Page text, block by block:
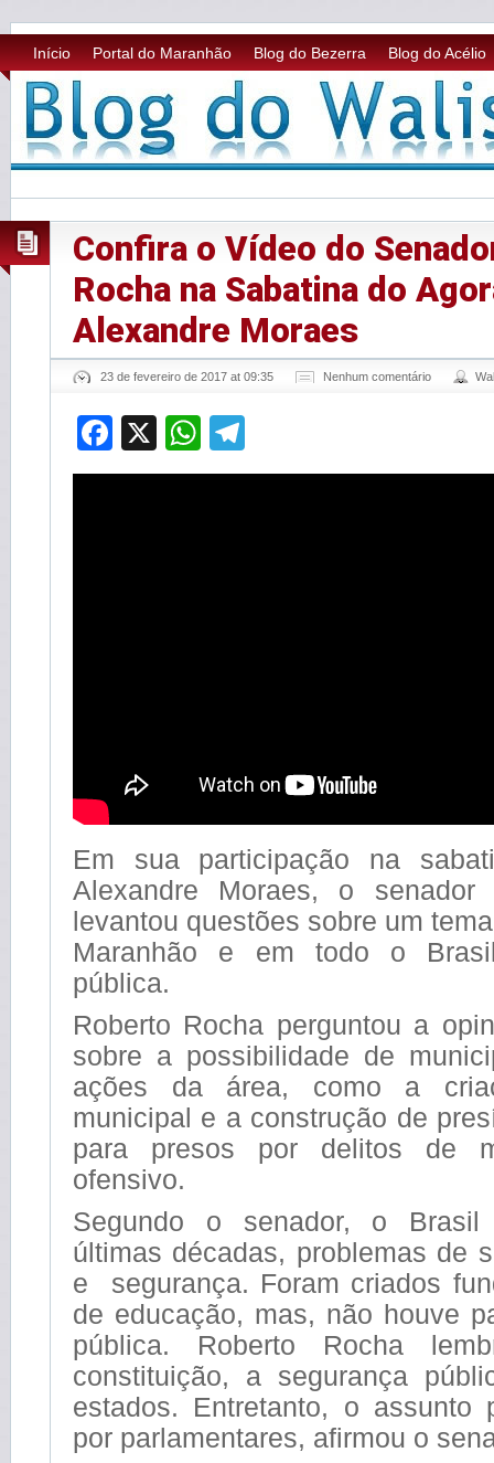
Início Portal do Maranhão Blog do Bezerra Blog do Acélio
Confira o Vídeo do
Rocha na Sabatina do
Alexandre Moraes
23 de fevereiro de 2017 at 09:35 Nenhum comentário
Facebook
X WhatsApp
Em sua participação na
Alexandre Moraes, o senador
levantou questões sobre um
Maranhão e em todo o
pública.
Roberto Rocha perguntou a
sobre a possibilidade de
ações da área, como a
municipal e a construção de
para presos por delitos de
ofensivo.
Segundo o senador, o Brasil
últimas décadas, problemas de
e segurança. Foram criados
de educação, mas, não houve
pública. Roberto Rocha
constituição, a segurança
estados. Entretanto, o assunto
por parlamentares, afirmou o